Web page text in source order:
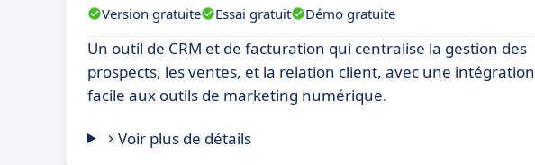
Version gratuite Essai gratuit Démo gratuite
Un outil de CRM et de facturation qui centralise la gestion des
prospects, les ventes, et la relation client, avec une intégration
facile aux outils de marketing numérique.
Voir plus de détails